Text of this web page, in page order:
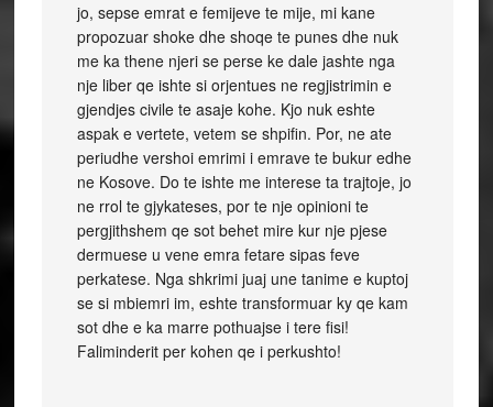
jo, sepse emrat e femijeve te mije, mi kane
propozuar shoke dhe shoqe te punes dhe nuk
me ka thene njeri se perse ke dale jashte nga
nje liber qe ishte si orjentues ne regjistrimin e
gjendjes civile te asaje kohe. Kjo nuk eshte
aspak e vertete, vetem se shpifin. Por, ne ate
periudhe vershoi emrimi i emrave te bukur edhe
ne Kosove. Do te ishte me interese ta trajtoje, jo
ne rrol te gjykateses, por te nje opinioni te
pergjithshem qe sot behet mire kur nje pjese
dermuese u vene emra fetare sipas feve
perkatese. Nga shkrimi juaj une tanime e kuptoj
se si mbiemri im, eshte transformuar ky qe kam
sot dhe e ka marre pothuajse i tere fisi!
Faliminderit per kohen qe i perkushto!